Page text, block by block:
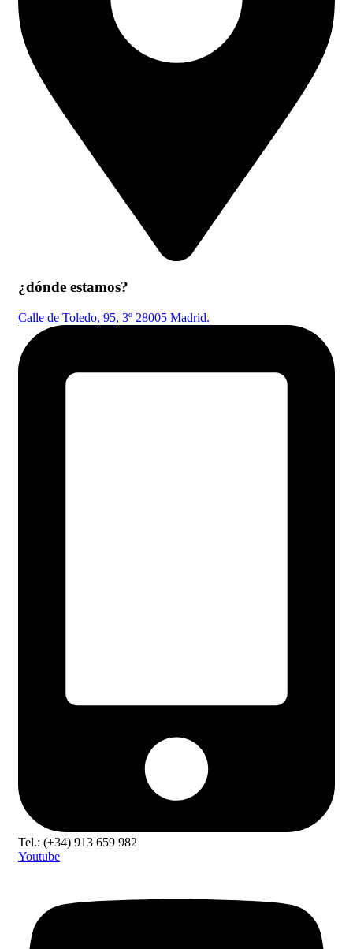
¿dónde estamos?
Calle de Toledo, 95, 3º 28005 Madrid.
Tel.: (+34) 913 659 982
Youtube